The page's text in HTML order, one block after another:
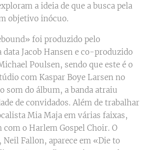
a ideia de que a busca pela
objetivo inócuo.
foi produzido pelo
data Jacob Hansen e co-produzido
Poulsen, sendo que este é o
com Kaspar Boye Larsen no
som do álbum, a banda atraiu
de convidados. Além de trabalhar
Mia Maja em várias faixas,
o Harlem Gospel Choir. O
Fallon, aparece em «Die to